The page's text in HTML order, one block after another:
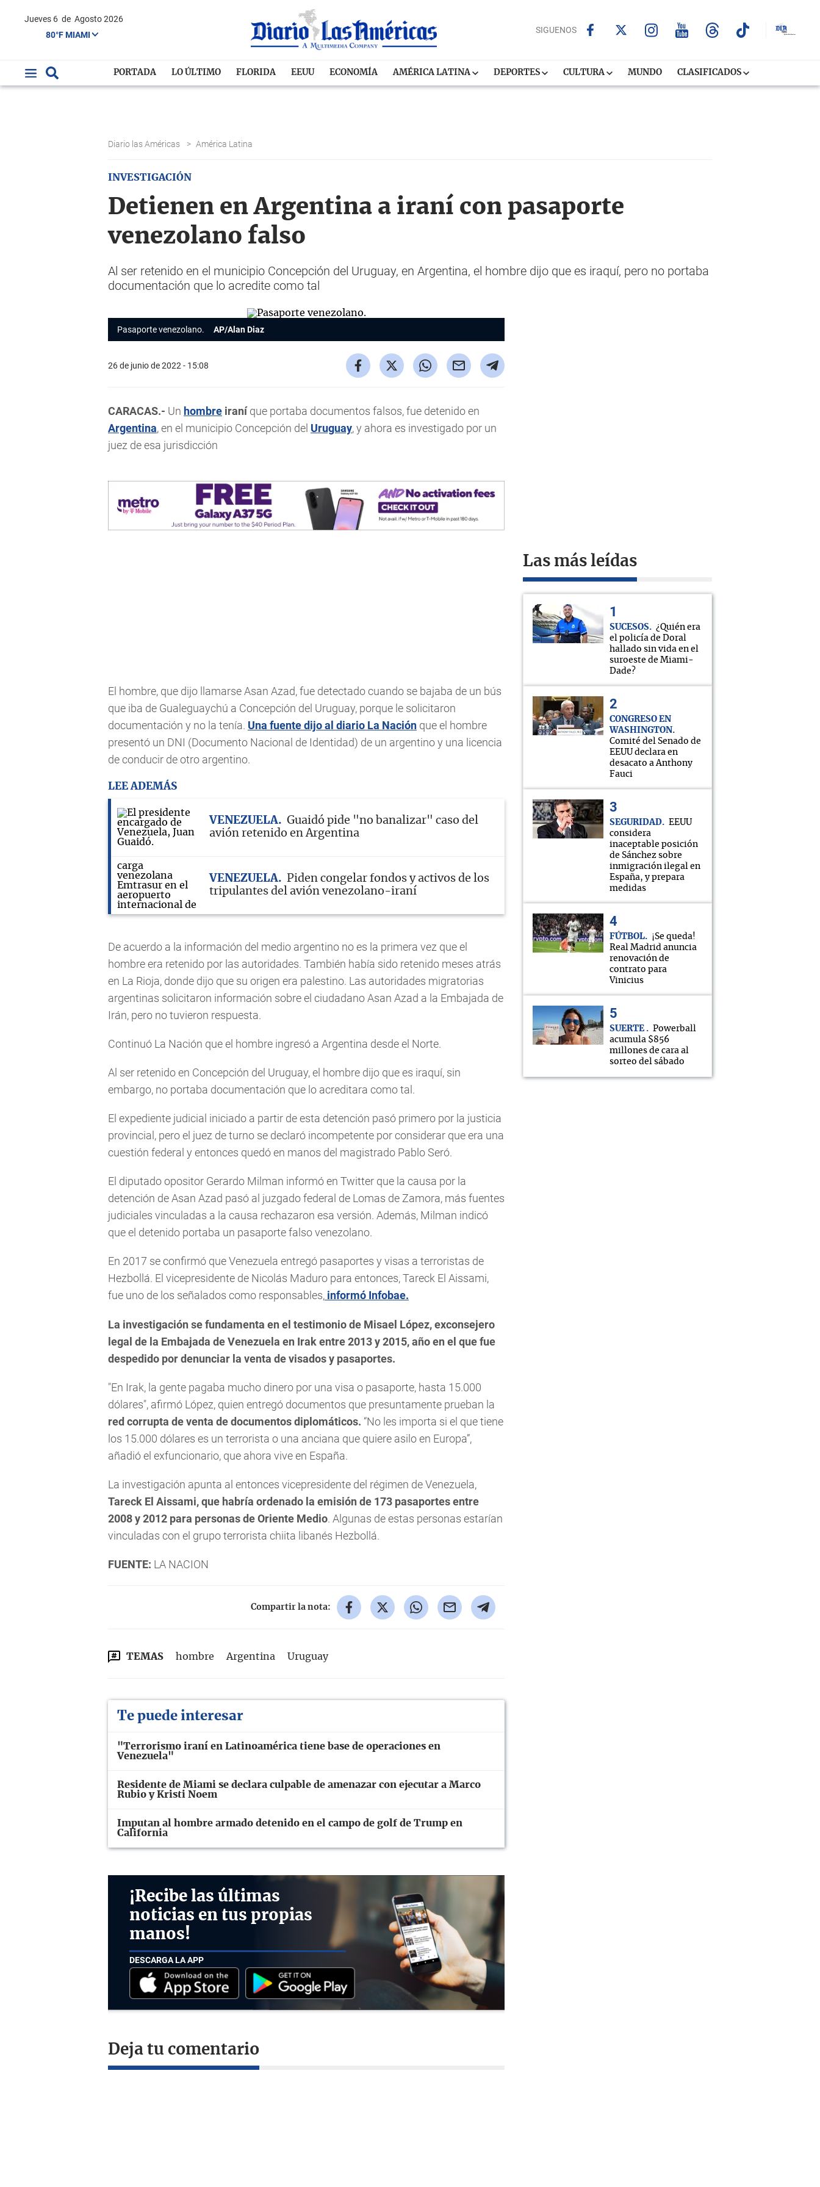
Jueves 6 de Agosto 2026
80°F MIAMI
SIGUENOS
PORTADA LO ÚLTIMO FLORIDA EEUU ECONOMÍA AMÉRICA LATINA DEPORTES CULTURA MUNDO CLASIFICADOS
Diario las Américas > América Latina
INVESTIGACIÓN
Detienen en Argentina a iraní con pasaporte
venezolano falso
Al ser retenido en el municipio Concepción del Uruguay, en Argentina, el hombre dijo que es iraquí, pero no portaba
documentación que lo acredite como tal
Pasaporte venezolano. AP/Alan Diaz
26 de junio de 2022 - 15:08
CARACAS.- Un hombre iraníque portaba documentos falsos, fue detenido en
Argentina, en el municipio Concepción del Uruguay, y ahora es investigado por un
juez de esa jurisdicción
El hombre, que dijo llamarse Asan Azad, fue detectado cuando se bajaba de un bús
que iba de Gualeguaychú a Concepción del Uruguay, porque le solicitaron
documentación y no la tenía. Una fuente dijo al diario La Nación que el hombre
presentó un DNI (Documento Nacional de Identidad) de un argentino y una licencia
de conducir de otro argentino.
LEE ADEMÁS
VENEZUELA
Guaidó pide "no banalizar" caso del
avión retenido en Argentina
VENEZUELA
Piden congelar fondos y activos de los
tripulantes del avión venezolano-iraní
De acuerdo a la información del medio argentino no es la primera vez que el
hombre era retenido por las autoridades. También había sido retenido meses atrás
en La Rioja, donde dijo que su origen era palestino. Las autoridades migratorias
argentinas solicitaron información sobre el ciudadano Asan Azad a la Embajada de
Irán, pero no tuvieron respuesta.
Continuó La Nación que el hombre ingresó a Argentina desde el Norte.
Al ser retenido en Concepción del Uruguay, el hombre dijo que es iraquí, sin
embargo, no portaba documentación que lo acreditara como tal.
El expediente judicial iniciado a partir de esta detención pasó primero por la justicia
provincial, pero el juez de turno se declaró incompetente por considerar que era una
cuestión federal y entonces quedó en manos del magistrado Pablo Seró.
El diputado opositor Gerardo Milman informó en Twitter que la causa por la
detención de Asan Azad pasó al juzgado federal de Lomas de Zamora, más fuentes
judiciales vinculadas a la causa rechazaron esa versión. Además, Milman indicó
que el detenido portaba un pasaporte falso venezolano.
En 2017 se confirmó que Venezuela entregó pasaportes y visas a terroristas de
Hezbollá. El vicepresidente de Nicolás Maduro para entonces, Tareck El Aissami,
fue uno de los señalados como responsables, informó Infobae.
La investigación se fundamenta en el testimonio de Misael López, exconsejero
legal de la Embajada de Venezuela en Irak entre 2013 y 2015, año en el que fue
despedido por denunciar la venta de visados y pasaportes.
"En Irak, la gente pagaba mucho dinero por una visa o pasaporte, hasta 15.000
dólares", afirmó López, quien entregó documentos que presuntamente prueban la
red corrupta de venta de documentos diplomáticos. “No les importa si el que tiene
los 15.000 dólares es un terrorista o una anciana que quiere asilo en Europa”,
añadió el exfuncionario, que ahora vive en España.
La investigación apunta al entonces vicepresidente del régimen de Venezuela,
Tareck El Aissami, que habría ordenado la emisión de 173 pasaportes entre
2008 y 2012 para personas de Oriente Medio. Algunas de estas personas estarían
vinculadas con el grupo terrorista chiita libanés Hezbollá.
FUENTE: LA NACION
Compartir la nota:
TEMAS hombre Argentina Uruguay
Te puede interesar
"Terrorismo iraní en Latinoamérica tiene base de operaciones en
Venezuela"
Residente de Miami se declara culpable de amenazar con ejecutar a Marco
Rubio y Kristi Noem
Imputan al hombre armado detenido en el campo de golf de Trump en
California
¡Recibe las últimas
noticias en tus propias
manos!
DESCARGA LA APP
Deja tu comentario
Las más leídas
SUCESOS
¿Quién era
el policía de Doral
hallado sin vida en el
suroeste de Miami-
Dade?
CONGRESO EN
WASHINGTON
Comité del Senado de
EEUU declara en
desacato a Anthony
Fauci
SEGURIDAD
EEUU
considera
inaceptable posición
de Sánchez sobre
inmigración ilegal en
España, y prepara
medidas
FÚTBOL
¡Se queda!
Real Madrid anuncia
renovación de
contrato para
Vinicius
SUERTE
Powerball
acumula $856
millones de cara al
sorteo del sábado